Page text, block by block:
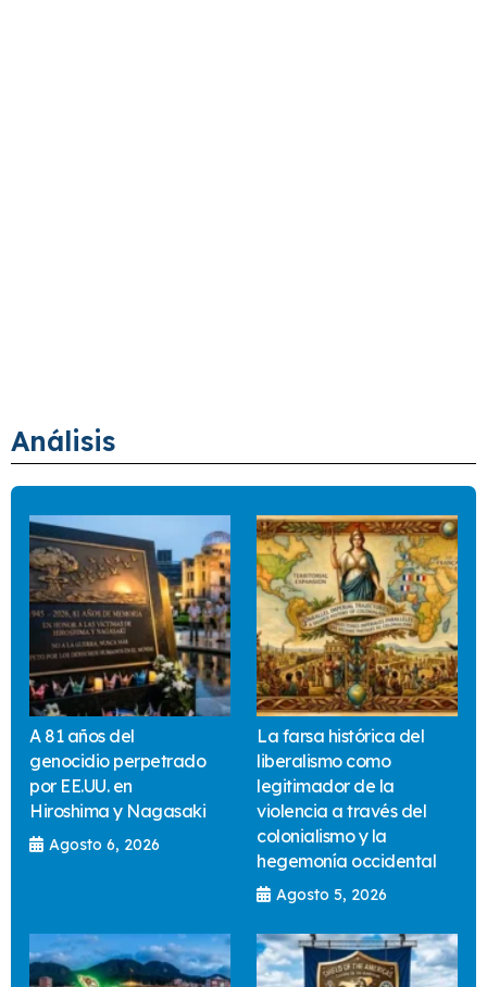
Análisis
A 81 años del
genocidio perpetrado
por EE.UU. en
Hiroshima y Nagasaki
Agosto 6, 2026
La farsa histórica del
liberalismo como
legitimador de la
violencia a través del
colonialismo y la
hegemonía occidental
Agosto 5, 2026